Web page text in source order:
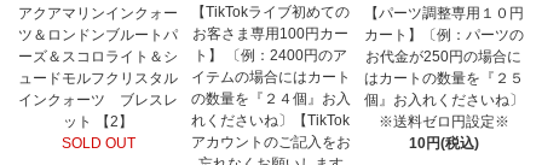
アクアマリンインクォー
ツ＆ロンドンブルートパ
ーズ＆スコロライト＆シ
ュードモルフクリスタル
インクォーツ ブレスレ
ット 【2】
SOLD OUT
【TikTokライブ初めての
お客さま専用100円カー
ト】 〔例：2400円のア
イテムの場合にはカート
の数量を『２４個』お入
れくださいね〕【TikTok
アカウントのご記入をお
【パーツ調整専用１０円
カート】〔例：パーツの
お代金が250円の場合に
はカートの数量を『２５
個』お入れくださいね〕
※送料ゼロ円設定※
10円(税込)